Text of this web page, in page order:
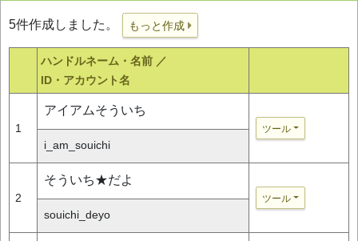
5件作成しました。 もっと作成
ハンドルネーム・名前 ／
ID・アカウント名
1
アイアムそういち
ツール
i_am_souichi
2
そういち★だよ
ツール
souichi_deyo